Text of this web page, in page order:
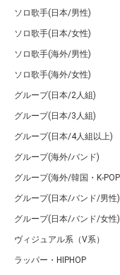
ソロ歌手(日本/男性)
ソロ歌手(日本/女性)
ソロ歌手(海外/男性)
ソロ歌手(海外/女性)
グループ(日本/2人組)
グループ(日本/3人組)
グループ(日本/4人組以上)
グループ(海外/バンド)
グループ(海外/韓国・K-
グループ(日本/バンド/男性)
グループ(日本/バンド/女性)
ヴィジュアル系（V系）
ラッパー・HIPHOP